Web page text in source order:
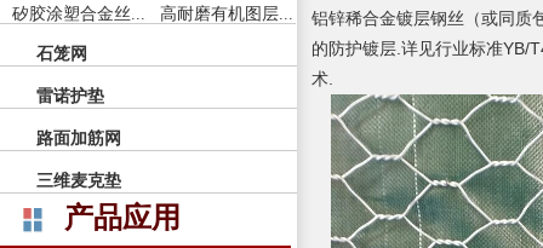
矽胶涂塑合金丝...
高耐磨有机图层...
石笼网
雷诺护垫
路面加筋网
三维麦克垫
产品应用
铝锌稀合金镀层钢丝（或同质
的防护镀层.详见行业标准YB/
术.